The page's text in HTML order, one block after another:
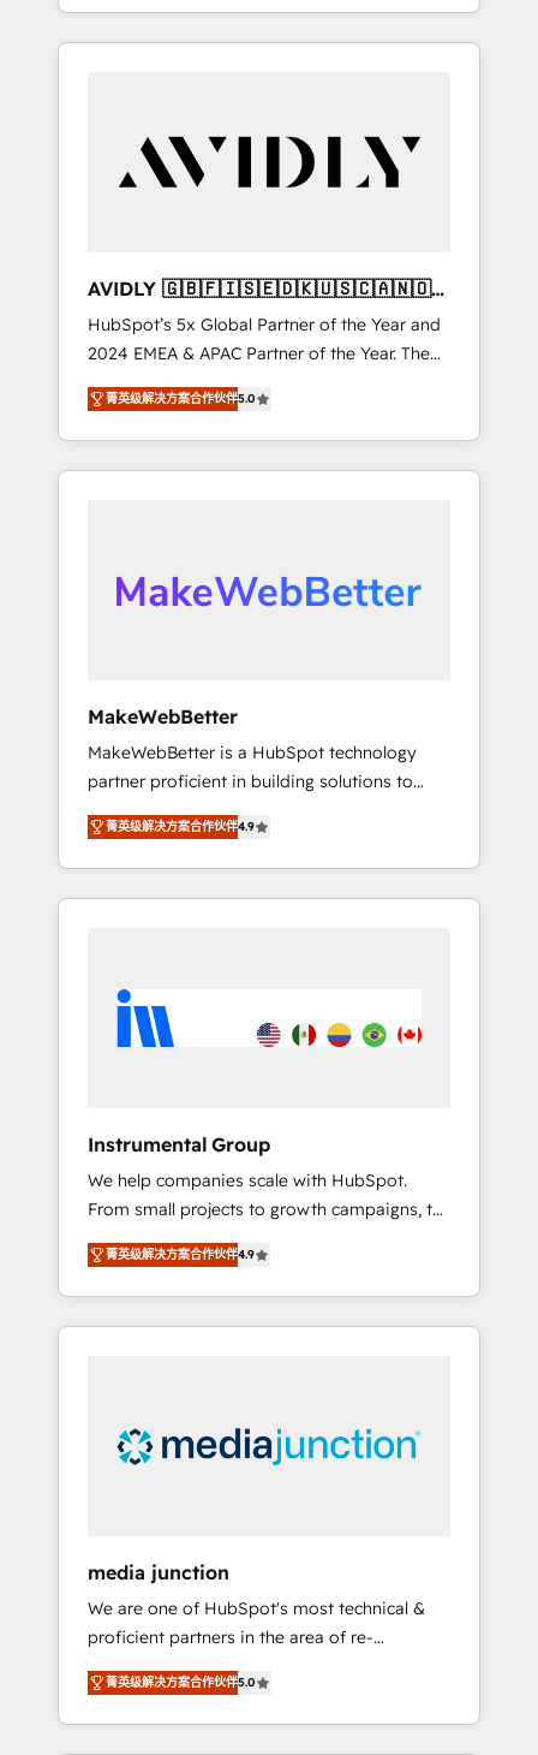
specialize in both strategic RevOps planning
and hands-on technical execution - building
Services - Managed IT (MSP) - Franchises -
Professional Services - And more! How we
Custom integrations and workflow
automation ✔️ User adoption programs,
training, and enablement Through project-
based engagements and ongoing RevOps
partnerships, we guide organizations through
the revenue maturity model - delivering the
right improvements at the right time so
AVIDLY 🇬🇧🇫🇮🇸🇪🇩🇰🇺🇸🇨🇦🇳🇴
🇩🇪🇦🇺🇳🇿
HubSpot’s 5x Global Partner of the Year and
2024 EMEA & APAC Partner of the Year. The
world’s most experienced and fully
accredited HubSpot Solutions Partner. 🚀
With 2,750+ HubSpot projects delivered and
370+ specialists across EMEA, APAC and NAM,
automation, we turn complexity into clarity,
human at global scale. 🏆 HubSpot’s CEO
菁英级解决方案合作伙伴5.0
MakeWebBetter
MakeWebBetter is a HubSpot technology
partner proficient in building solutions to
maximize the operational efficiency of
HubSpot. The fastest-growing tech-enabler &
facilitator, MakeWebBetter, hands you the
blend of HubSpot expertise & eminent
HubSpot experience 🤝HubSpot Premier
Integration partner 🤝Google Premier Partner
Harnessing the full potential of the powerful
HubSpot CRM. ✔️A team of HubSpot experts
backed by over 10+ years of HubSpot
experience ✔️Flexible pricing models —
Hourly-fee (assigned one Dedicated
HubSpot Admin); Monthly-fee (HubSpot
Admin + Project Manager); and Fixed Project
bundle services. Connect with us today!
菁英级解决方案合作伙伴4.9
Instrumental Group
We help companies scale with HubSpot.
From small projects to growth campaigns, to
CRM and websites. Hire an agency that's
experienced in every inch of HubSpot and
willing to work hand-in-hand with your team
to simplify the complex and build a better
菁英级解决方案合作伙伴4.9
media junction
We are one of HubSpot's most technical &
proficient partners in the area of re-
platforming, website design & development.
We specialize in multi-hub implementations
for mid-market & enterprise companies. We
菁英级解决方案合作伙伴5.0